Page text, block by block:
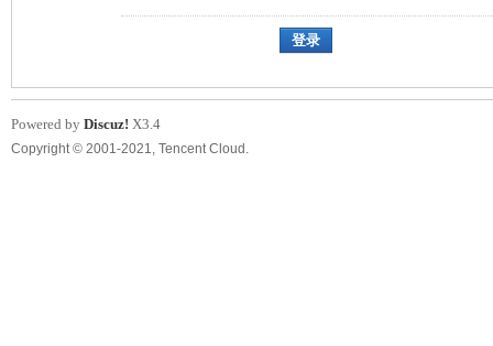
登录
Powered by Discuz! X3.4
Copyright © 2001-2021, Tencent Cloud.